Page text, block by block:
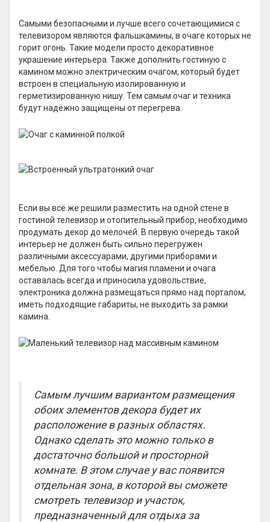
Самыми безопасными и лучше всего сочетающимися с
телевизором являются фальшкамины, в очаге которых не
горит огонь. Такие модели просто декоративное
украшение интерьера. Также дополнить гостиную с
камином можно электрическим очагом, который будет
встроен в специальную изолированную и
герметизированную нишу. Тем самым очаг и техника
будут надёжно защищены от перегрева.
Если вы всё же решили разместить на одной стене в
гостиной телевизор и отопительный прибор, необходимо
продумать декор до мелочей. В первую очередь такой
интерьер не должен быть сильно перегружен
различными аксессуарами, другими приборами и
мебелью. Для того чтобы магия пламени и очага
оставалась всегда и приносила удовольствие,
электроника должна размещаться прямо над порталом,
иметь подходящие габариты, не выходить за рамки
камина.
Самым лучшим вариантом размещения
обоих элементов декора будет их
расположение в разных областях.
Однако сделать это можно только в
достаточно большой и просторной
комнате. В этом случае у вас появится
отдельная зона, в которой вы сможете
смотреть телевизор и участок,
предназначенный для отдыха за